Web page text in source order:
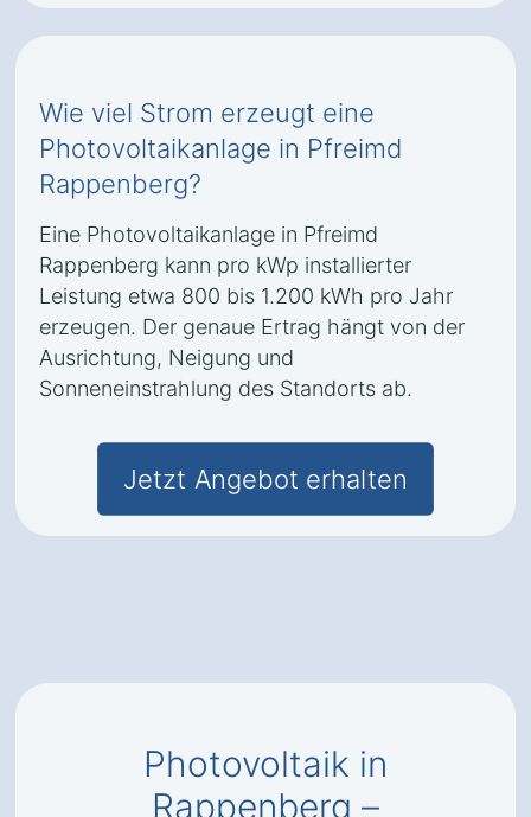
Wie viel Strom erzeugt eine
Photovoltaikanlage in Pfreimd
Rappenberg?
Eine Photovoltaikanlage in Pfreimd
Rappenberg kann pro kWp installierter
Leistung etwa 800 bis 1.200 kWh pro Jahr
erzeugen. Der genaue Ertrag hängt von der
Ausrichtung, Neigung und
Sonneneinstrahlung des Standorts ab.
Jetzt Angebot erhalten
Photovoltaik in
Rappenberg –